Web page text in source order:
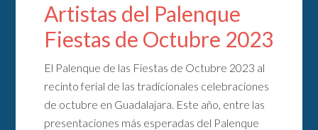
Artistas del Palenque
Fiestas de Octubre 2023
El Palenque de las Fiestas de Octubre 2023 al
recinto ferial de las tradicionales celebraciones
de octubre en Guadalajara. Este año, entre las
presentaciones más esperadas del Palenque